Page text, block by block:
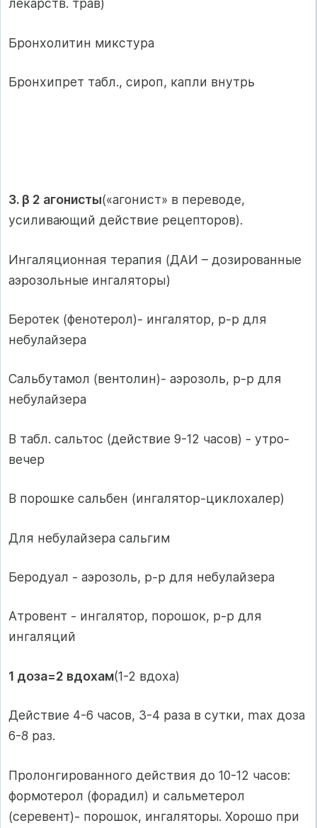
лекарств. трав)
Бронхолитин микстура
Бронхипрет табл., сироп, капли внутрь
3. β 2 агонисты(«агонист» в переводе,
усиливающий действие рецепторов).
Ингаляционная терапия (ДАИ – дозированные
аэрозольные ингаляторы)
Беротек (фенотерол)- ингалятор, р-р для
небулайзера
Сальбутамол (вентолин)- аэрозоль, р-р для
небулайзера
В табл. сальтос (действие 9-12 часов) - утро-
вечер
В порошке сальбен (ингалятор-циклохалер)
Для небулайзера сальгим
Беродуал - аэрозоль, р-р для небулайзера
Атровент - ингалятор, порошок, р-р для
ингаляций
1 доза=2 вдохам(1-2 вдоха)
Действие 4-6 часов, 3-4 раза в сутки, max доза
6-8 раз.
Пролонгированного действия до 10-12 часов:
формотерол (форадил) и сальметерол
(серевент)- порошок, ингаляторы. Хорошо при